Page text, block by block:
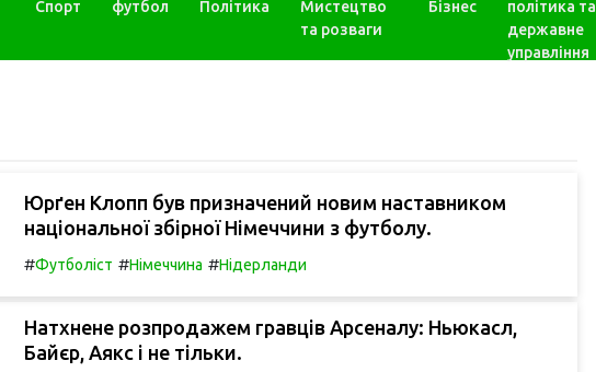
Спорт футбол Політика
Мистецтво
та розваги
Бізнес
політика та
державне
управління
Юрґен Клопп був призначений новим наставником
національної збірної Німеччини з футболу.
#Футболіст #Німеччина #Нідерланди
Натхнене розпродажем гравців Арсеналу: Ньюкасл,
Байєр, Аякс і не тільки.